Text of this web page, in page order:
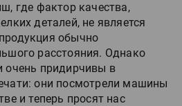
где фактор качества,
деталей, не является
обычно
расстояния. Однако
очень придирчивы в
они посмотрели машины
и теперь просят нас